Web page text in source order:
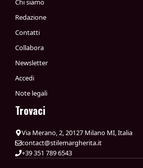
Chi siamo
Redazione
Contatti
Collabora
Newsletter
Accedi
Note legali
Trovaci
Via Merano, 2, 20127 Milano MI, Italia
contact@stilemargherita.it
+39 351 789 6543